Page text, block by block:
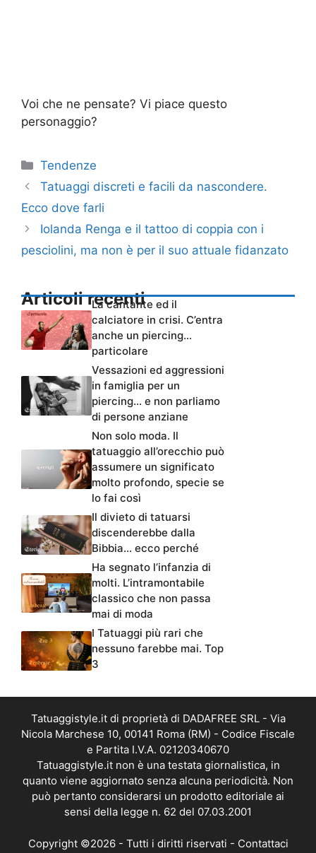
Voi che ne pensate? Vi piace questo
personaggio?
Categorie
Tendenze
Tatuaggi discreti e facili da nascondere.
Ecco dove farli
Iolanda Renga e il tattoo di coppia con i
pesciolini, ma non è per il suo attuale fidanzato
Articoli recenti
La cantante ed il
calciatore in crisi. C’entra
anche un piercing…
particolare
Vessazioni ed aggressioni
in famiglia per un
piercing… e non parliamo
di persone anziane
Non solo moda. Il
tatuaggio all’orecchio può
assumere un significato
molto profondo, specie se
lo fai così
Il divieto di tatuarsi
discenderebbe dalla
Bibbia… ecco perché
Ha segnato l’infanzia di
molti. L’intramontabile
classico che non passa
mai di moda
I Tatuaggi più rari che
nessuno farebbe mai. Top
3
Tatuaggistyle.it di proprietà di DADAFREE SRL - Via
Nicola Marchese 10, 00141 Roma (RM) - Codice Fiscale
e Partita I.V.A. 02120340670
Tatuaggistyle.it non è una testata giornalistica, in
quanto viene aggiornato senza alcuna periodicità. Non
può pertanto considerarsi un prodotto editoriale ai
sensi della legge n. 62 del 07.03.2001
Copyright ©2026 - Tutti i diritti riservati - Contattaci